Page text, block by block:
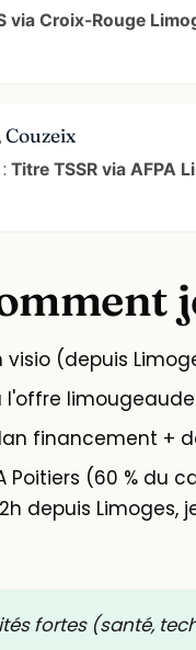
via Croix-Rouge
:Titre TSSR via AFPA
visio (depuis
financement +
Poitiers (60 % du
depuis Limoges,
fortes (santé,